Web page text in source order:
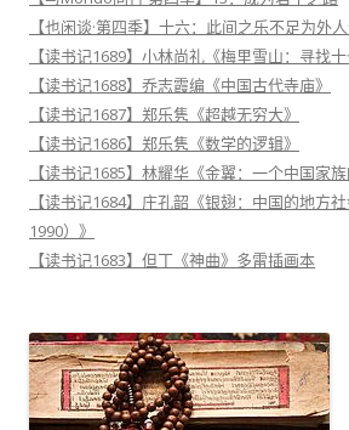
【也闲谈·第四季】十六：此间之乐不足为外
【读书记1689】小林尚礼《梅里雪山：寻找十
【读书记1688】乔志霞编《中国古代寺庙》
【读书记1687】郑乐隽《超越无穷大》
【读书记1686】郑乐隽《数学的逻辑》
【读书记1685】林耀华《金翼：一个中国家族
【读书记1684】庄孔韶《银翅：中国的地方
1990）》
【读书记1683】但丁《神曲》多雷插画本